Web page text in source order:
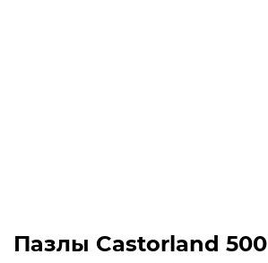
Пазлы Castorland 500